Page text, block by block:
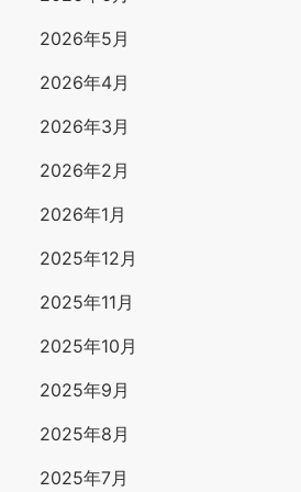
2026年5月
2026年4月
2026年3月
2026年2月
2026年1月
2025年12月
2025年11月
2025年10月
2025年9月
2025年8月
2025年7月